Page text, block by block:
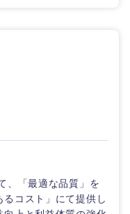
作、ゲーム
社宅・家賃補助有
、「最適な品質」を
るコスト」にて提供し